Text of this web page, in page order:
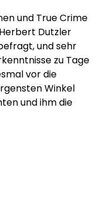
und True Crime
Dutzler
und sehr
zu Tage
vor die
Winkel
und ihm die